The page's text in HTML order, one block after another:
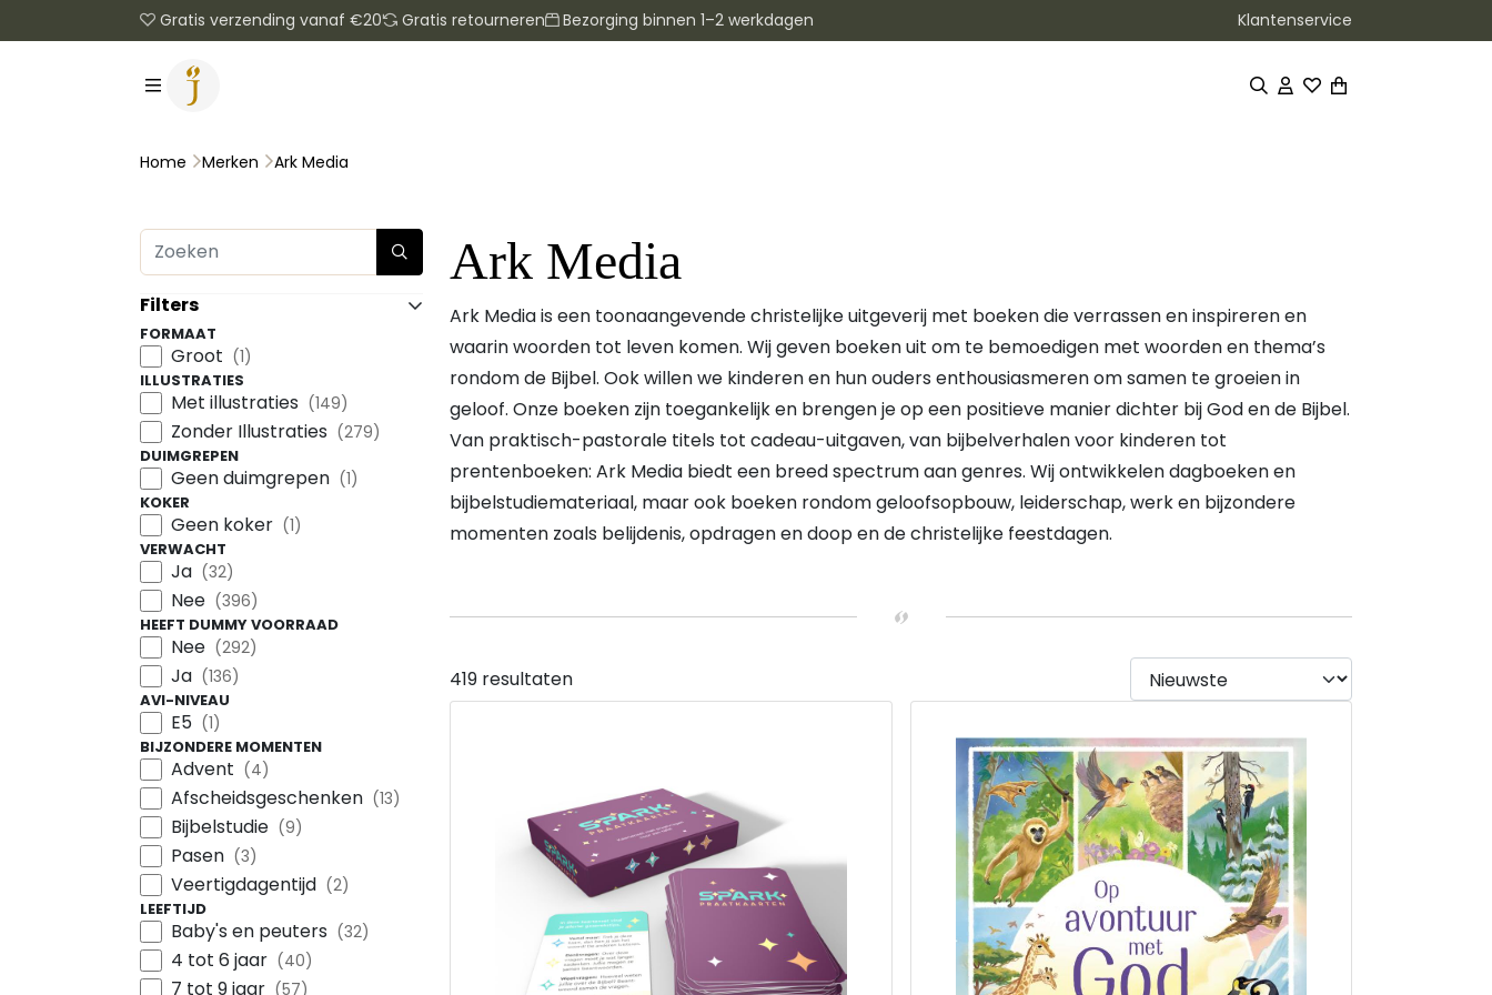
Gratis verzending vanaf €20 Gratis retourneren Bezorging binnen 1–2 werkdagen Klantenservice
Home Merken Ark Media
Filters
FORMAAT
Groot (1)
ILLUSTRATIES
Met illustraties (149)
Zonder Illustraties (279)
DUIMGREPEN
Geen duimgrepen (1)
KOKER
Geen koker (1)
VERWACHT
Ja (32)
Nee (396)
HEEFT DUMMY VOORRAAD
Nee (292)
Ja (136)
AVI-NIVEAU
E5 (1)
BIJZONDERE MOMENTEN
Advent (4)
Afscheidsgeschenken (13)
Bijbelstudie (9)
Pasen (3)
Veertigdagentijd (2)
LEEFTIJD
Baby's en peuters (32)
4 tot 6 jaar (40)
7 tot 9 jaar (57)
Ark Media
Ark Media is een toonaangevende christelijke uitgeverij met boeken die verrassen en inspireren en
waarin woorden tot leven komen. Wij geven boeken uit om te bemoedigen met woorden en thema’s
rondom de Bijbel. Ook willen we kinderen en hun ouders enthousiasmeren om samen te groeien in
geloof. Onze boeken zijn toegankelijk en brengen je op een positieve manier dichter bij God en de Bijbel.
Van praktisch-pastorale titels tot cadeau-uitgaven, van bijbelverhalen voor kinderen tot
prentenboeken: Ark Media biedt een breed spectrum aan genres. Wij ontwikkelen dagboeken en
bijbelstudiemateriaal, maar ook boeken rondom geloofsopbouw, leiderschap, werk en bijzondere
momenten zoals belijdenis, opdragen en doop en de christelijke feestdagen.
419 resultaten